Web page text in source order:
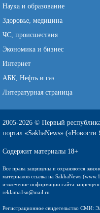
Наука и образование
Здоровье, медицина
ЧС, происшествия
Экономика и бизнес
Интернет
АБК, Нефть и газ
Литературная страница
2005-2026 © Первый
портал «SakhaNews» («Новости
Содержит материалы 18+
Все права защищены и охраняются
материалов ссылка на SakhaNews
извлечение информации сайта
reklama1sn@mail.ru
Регистрационное свидетельство СМИ: